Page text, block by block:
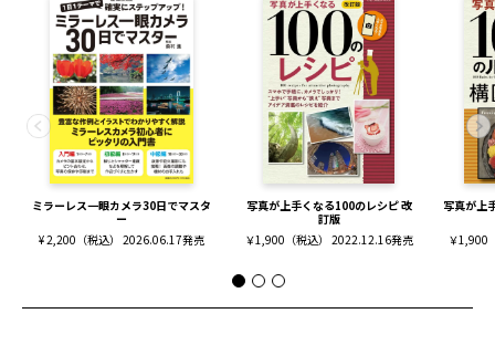
ミラーレス一眼カメラ30日でマスタ
ー
¥ 2,200（税込） 2026.06.17発売
写真が上手くなる100のレシピ 改
訂版
￥1,900（税込） 2022.12.16発売
写真が上
￥1,900